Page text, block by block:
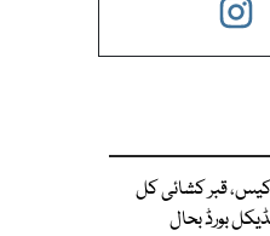
قبر کشائی کل
بورڈ بحال